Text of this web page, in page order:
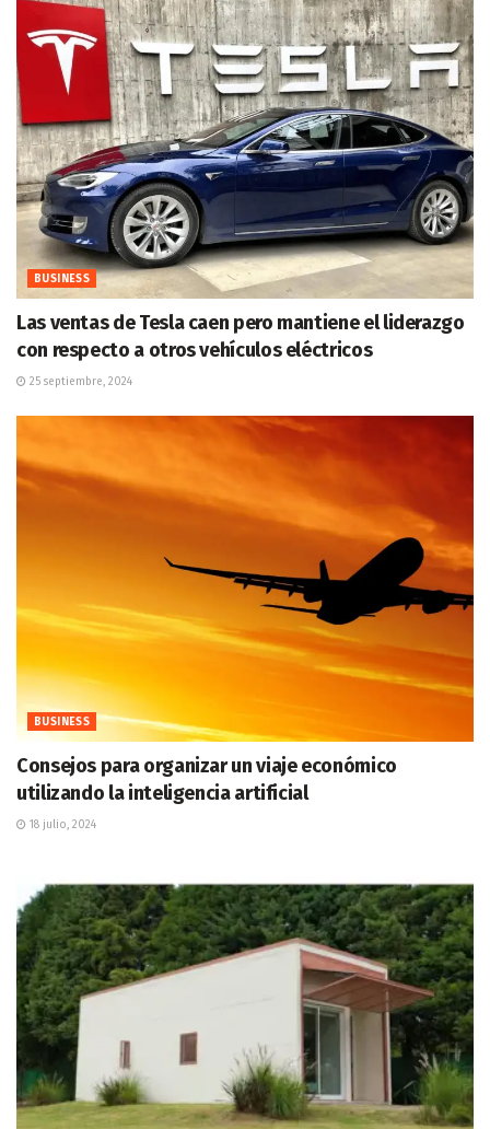
BUSINESS
Las ventas de Tesla caen pero mantiene el liderazgo
con respecto a otros vehículos eléctricos
25 septiembre, 2024
BUSINESS
Consejos para organizar un viaje económico
utilizando la inteligencia artificial
18 julio, 2024